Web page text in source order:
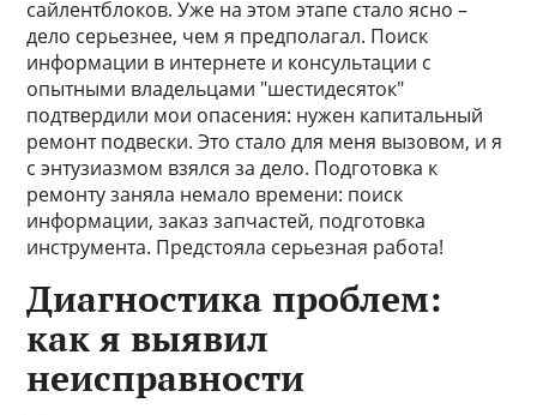
сайлентблоков. Уже на этом этапе стало ясно –
дело серьезнее, чем я предполагал. Поиск
информации в интернете и консультации с
опытными владельцами "шестидесяток"
подтвердили мои опасения: нужен капитальный
ремонт подвески. Это стало для меня вызовом, и я
с энтузиазмом взялся за дело. Подготовка к
ремонту заняла немало времени: поиск
информации, заказ запчастей, подготовка
инструмента. Предстояла серьезная работа!
Диагностика проблем:
как я выявил
неисправности